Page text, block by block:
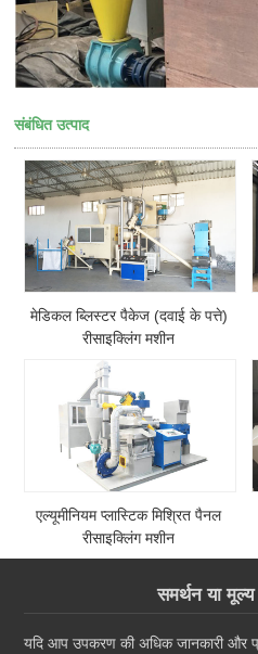
संबंधित उत्पाद
मेडिकल ब्लिस्टर पैकेज (दवाई के पत्ते)
रीसाइक्लिंग मशीन
एल्यूमीनियम प्लास्टिक मिश्रित पैनल
रीसाइक्लिंग मशीन
समर्थन या मूल्य
यदि आप उपकरण की अधिक जानकारी और